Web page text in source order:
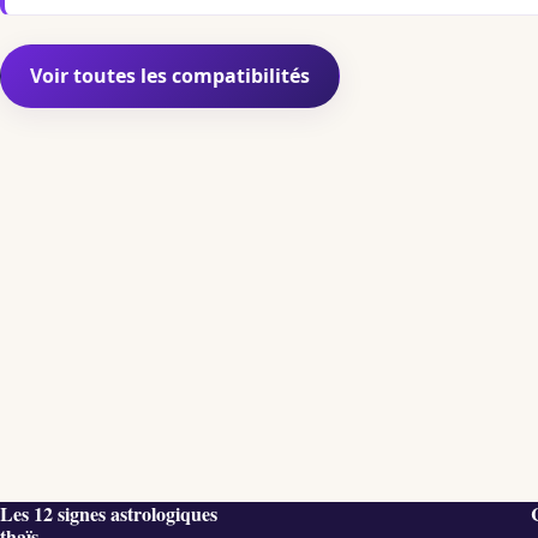
Voir toutes les compatibilités
Les 12 signes astrologiques